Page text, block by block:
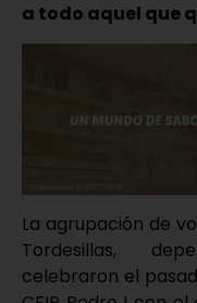
a todo aquel que
La agrupación de
Tordesillas,
celebraron el